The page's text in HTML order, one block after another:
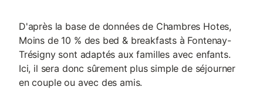
D'après la base de données de Chambres Hotes,
Moins de 10 % des bed & breakfasts à Fontenay-
Trésigny sont adaptés aux familles avec enfants.
Ici, il sera donc sûrement plus simple de séjourner
en couple ou avec des amis.